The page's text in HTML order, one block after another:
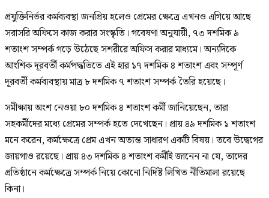
প্রযুক্তিনির্ভর কর্মব্যবস্থা জনপ্রিয় হলেও প্রেমের ক্ষেত্রে এখনও এগিয়ে আছে
সরাসরি অফিসে কাজ করার সংস্কৃতি। গবেষণা অনুযায়ী, ৭৩ দশমিক ৯
শতাংশ সম্পর্ক গড়ে উঠেছে সশরীরে অফিস করার মাধ্যমে। অন্যদিকে
আংশিক দূরবর্তী কর্মপদ্ধতিতে এই হার ১৭ দশমিক ৪ শতাংশ এবং সম্পূর্ণ
দূরবর্তী কর্মব্যবস্থায় মাত্র ৮ দশমিক ৭ শতাংশ সম্পর্ক তৈরি হয়েছে।
সমীক্ষায় অংশ নেওয়া ৮০ দশমিক ৪ শতাংশ কর্মী জানিয়েছেন, তারা
সহকর্মীদের মধ্যে প্রেমের সম্পর্ক হতে দেখেছেন। প্রায় ৪৯ দশমিক ১ শতাংশ
মনে করেন, কর্মক্ষেত্রে প্রেম এখন অত্যন্ত সাধারণ একটি বিষয়। তবে উদ্বেগের
জায়গাও রয়েছে। প্রায় ৪৩ দশমিক ৪ শতাংশ কর্মীই জানেন না যে, তাদের
প্রতিষ্ঠানে কর্মক্ষেত্রে সম্পর্ক নিয়ে কোনো নির্দিষ্ট লিখিত নীতিমালা রয়েছে
কিনা।